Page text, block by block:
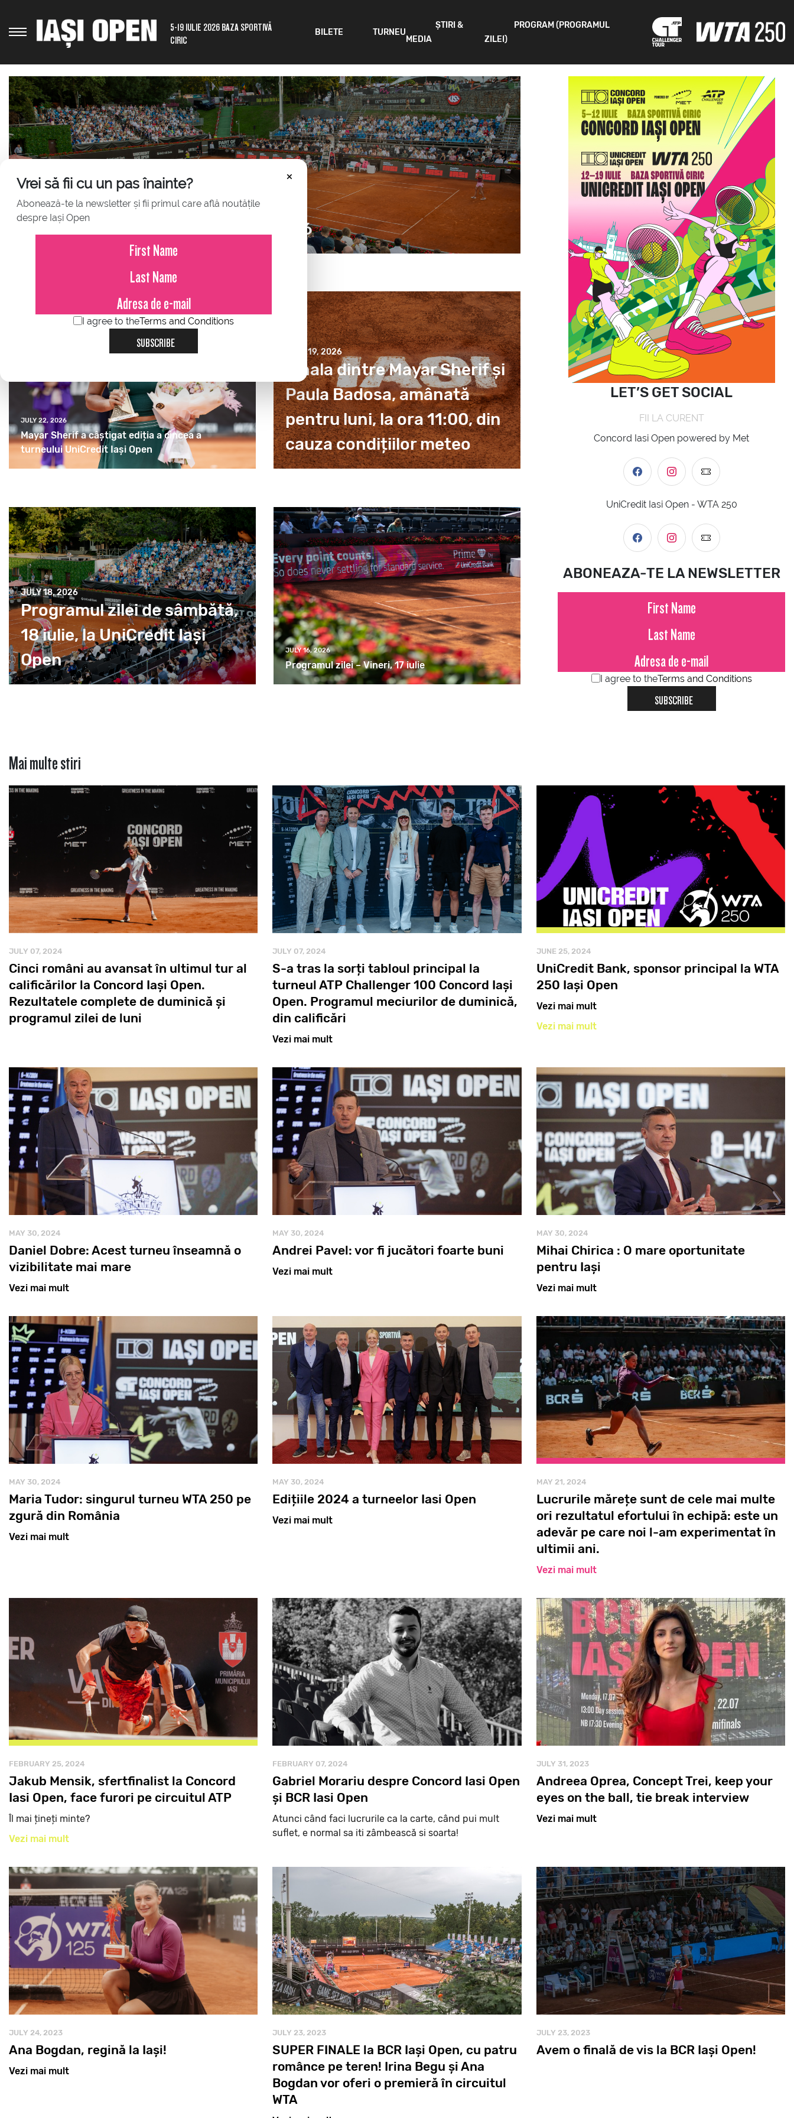
5-19 IULIE 2026 BAZA SPORTIVĂ
CIRIC
BILETE TURNEU
ȘTIRI &
MEDIA
PROGRAM (PROGRAMUL
ZILEI)
×
Vrei să fii cu un pas înainte?
Abonează-te la newsletter și fii primul care află noutățile
despre Iași Open
I agree to theTerms and Conditions
SUBSCRIBE
Comunicat de presă – Iași Open 2026
JULY 22, 2026
Mayar Sherif a câștigat ediția a cincea a
turneului UniCredit Iași Open
JULY 19, 2026
Finala dintre Mayar Sherif și
Paula Badosa, amânată
pentru luni, la ora 11:00, din
cauza condițiilor meteo
JULY 18, 2026
Programul zilei de sâmbătă,
18 iulie, la UniCredit Iași
Open
JULY 16, 2026
Programul zilei – Vineri, 17 iulie
LET’S GET SOCIAL
FII LA CURENT
Concord Iasi Open powered by Met
UniCredit Iasi Open - WTA 250
ABONEAZA-TE LA NEWSLETTER
I agree to theTerms and Conditions
SUBSCRIBE
Mai multe stiri
JULY 07, 2024
Cinci români au avansat în ultimul tur al
calificărilor la Concord Iași Open.
Rezultatele complete de duminică și
programul zilei de luni
JULY 07, 2024
S-a tras la sorți tabloul principal la
turneul ATP Challenger 100 Concord Iași
Open. Programul meciurilor de duminică,
din calificări
Vezi mai mult
JUNE 25, 2024
UniCredit Bank, sponsor principal la WTA
250 Iași Open
Vezi mai mult
Vezi mai mult
MAY 30, 2024
Daniel Dobre: Acest turneu înseamnă o
vizibilitate mai mare
Vezi mai mult
MAY 30, 2024
Andrei Pavel: vor fi jucători foarte buni
Vezi mai mult
MAY 30, 2024
Mihai Chirica : O mare oportunitate
pentru Iași
Vezi mai mult
MAY 30, 2024
Maria Tudor: singurul turneu WTA 250 pe
zgură din România
Vezi mai mult
MAY 30, 2024
Edițiile 2024 a turneelor Iasi Open
Vezi mai mult
MAY 21, 2024
Lucrurile mărețe sunt de cele mai multe
ori rezultatul efortului în echipă: este un
adevăr pe care noi l-am experimentat în
ultimii ani.
Vezi mai mult
FEBRUARY 25, 2024
Jakub Mensik, sfertfinalist la Concord
Iasi Open, face furori pe circuitul ATP
Îl mai țineți minte?
Vezi mai mult
FEBRUARY 07, 2024
Gabriel Morariu despre Concord Iasi Open
și BCR Iasi Open
Atunci când faci lucrurile ca la carte, când pui mult
suflet, e normal sa iti zâmbească si soarta!
JULY 31, 2023
Andreea Oprea, Concept Trei, keep your
eyes on the ball, tie break interview
Vezi mai mult
JULY 24, 2023
Ana Bogdan, regină la Iași!
Vezi mai mult
JULY 23, 2023
SUPER FINALE la BCR Iași Open, cu patru
românce pe teren! Irina Begu și Ana
Bogdan vor oferi o premieră în circuitul
WTA
JULY 23, 2023
Avem o finală de vis la BCR Iași Open!